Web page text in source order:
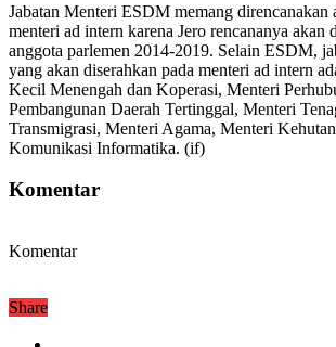
Jabatan Menteri ESDM memang direncanakan
menteri ad intern karena Jero rencananya akan
anggota parlemen 2014-2019. Selain ESDM,
yang akan diserahkan pada menteri ad intern
Kecil Menengah dan Koperasi, Menteri
Pembangunan Daerah Tertinggal, Menteri
Transmigrasi, Menteri Agama, Menteri
Komunikasi Informatika. (if)
Komentar
Komentar
Share